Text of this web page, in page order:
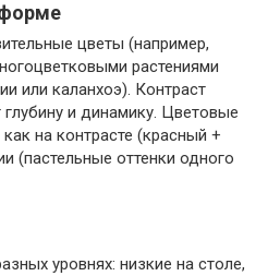
цветы (например,
растениями
или каланхоэ). Контраст
и динамику. Цветовые
на контрасте (красный +
(пастельные оттенки одного
уровнях: низкие на столе,